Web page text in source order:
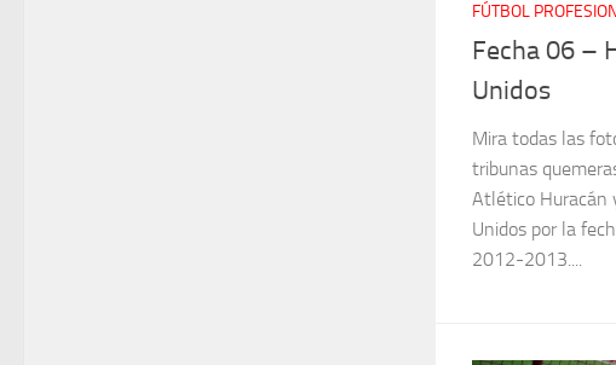
FÚTBOL
Fecha 06 –
Unidos
Mira todas las
tribunas
Atlético Huracán
Unidos por la
2012-2013....